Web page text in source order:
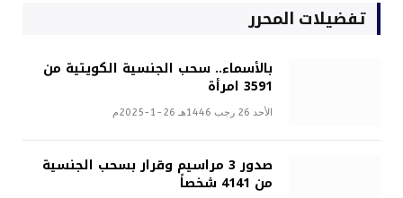
تفضيلات المحرر
بالأسماء.. سحب الجنسية الكويتية من
3591 امرأة
الأحد 26 رجب 1446هـ 26-1-2025م
صدور 3 مراسيم وقرار بسحب الجنسية
من 4141 شخصاً